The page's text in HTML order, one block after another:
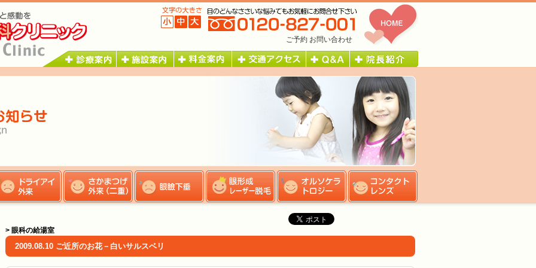
ご予約 お問い合わせ
> 眼科の給湯室
2009.08.10 ご近所のお花－白いサルスベリ